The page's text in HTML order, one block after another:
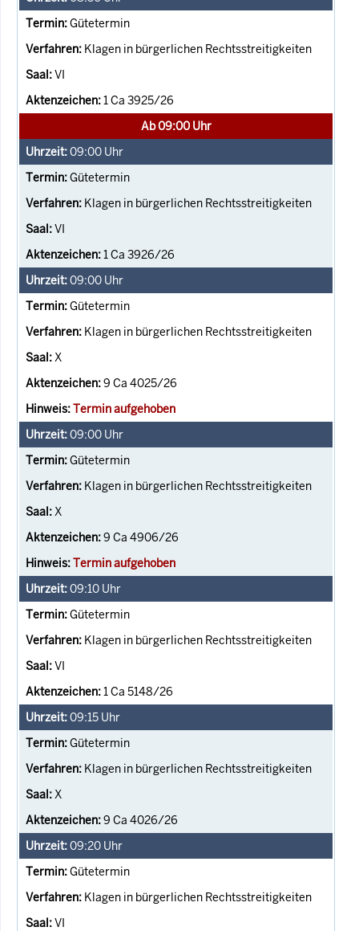
Gütetermin
Klagen in bürgerlichen Rechtsstreitigkeiten
VI
1 Ca 3925/26
Ab 09:00 Uhr
09:00 Uhr
Gütetermin
Klagen in bürgerlichen Rechtsstreitigkeiten
VI
1 Ca 3926/26
09:00 Uhr
Gütetermin
Klagen in bürgerlichen Rechtsstreitigkeiten
X
9 Ca 4025/26
Termin aufgehoben
09:00 Uhr
Gütetermin
Klagen in bürgerlichen Rechtsstreitigkeiten
X
9 Ca 4906/26
Termin aufgehoben
09:10 Uhr
Gütetermin
Klagen in bürgerlichen Rechtsstreitigkeiten
VI
1 Ca 5148/26
09:15 Uhr
Gütetermin
Klagen in bürgerlichen Rechtsstreitigkeiten
X
9 Ca 4026/26
09:20 Uhr
Gütetermin
Klagen in bürgerlichen Rechtsstreitigkeiten
VI